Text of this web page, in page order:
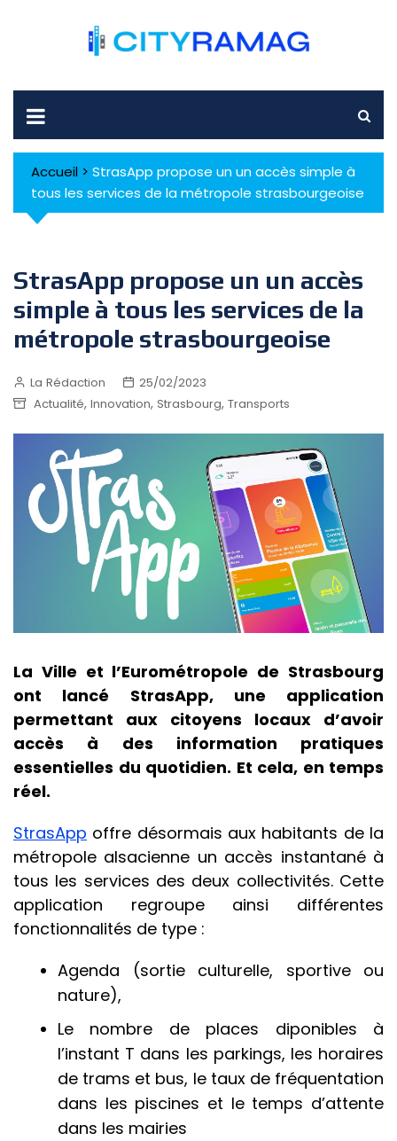
Accueil > StrasApp propose un un accès simple à
tous les services de la métropole strasbourgeoise
StrasApp propose un un accès
simple à tous les services de la
métropole strasbourgeoise
La Rédaction
25/02/2023
Actualité, Innovation, Strasbourg, Transports
La Ville et l’Eurométropole de Strasbourg
ont lancé StrasApp, une application
permettant aux citoyens locaux d’avoir
accès à des information pratiques
essentielles du quotidien. Et cela, en temps
réel.
StrasApp offre désormais aux habitants de la
métropole alsacienne un accès instantané à
tous les services des deux collectivités. Cette
application regroupe ainsi différentes
fonctionnalités de type :
Agenda (sortie culturelle, sportive ou
nature),
Le nombre de places diponibles à
l’instant T dans les parkings, les horaires
de trams et bus, le taux de fréquentation
dans les piscines et le temps d’attente
dans les mairies